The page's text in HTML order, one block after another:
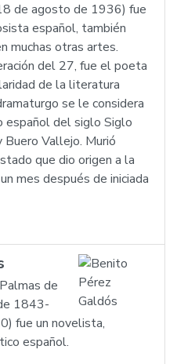
de agosto de 1936) fue
español, también
muchas otras artes.
del 27, fue el poeta
de la literatura
se le considera
español del siglo Siglo
Buero Vallejo. Murió
que dio origen a la
mes después de iniciada
de
1843-
fue un novelista,
español.